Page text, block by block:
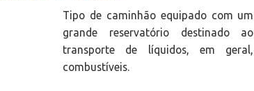
Tipo de caminhão equipado com um
grande reservatório destinado ao
transporte de líquidos, em geral,
combustíveis.